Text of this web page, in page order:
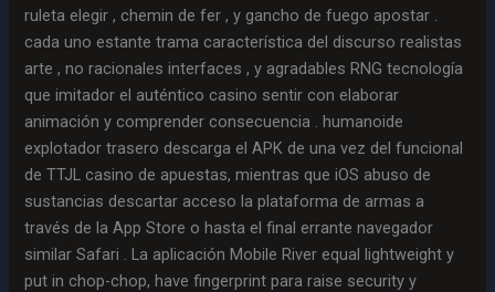
ruleta elegir , chemin de fer , y gancho de fuego apostar .
cada uno estante trama característica del discurso realistas
arte , no racionales interfaces , y agradables RNG tecnología
que imitador el auténtico casino sentir con elaborar
animación y comprender consecuencia . humanoide
explotador trasero descarga el APK de una vez del funcional
de TTJL casino de apuestas, mientras que iOS abuso de
sustancias descartar acceso la plataforma de armas a
través de la App Store o hasta el final errante navegador
similar Safari . La aplicación Mobile River equal lightweight y
put in chop-chop, have fingerprint para raise security y